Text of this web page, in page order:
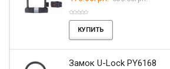
КУПИТЬ
Замок U-Lock PY6168